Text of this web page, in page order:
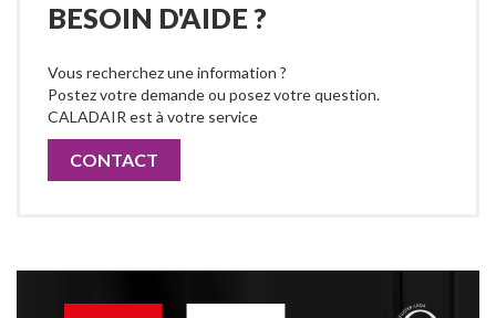
BESOIN D'AIDE ?
Vous recherchez une information ?
Postez votre demande ou posez votre question.
CALADAIR est à votre service
CONTACT